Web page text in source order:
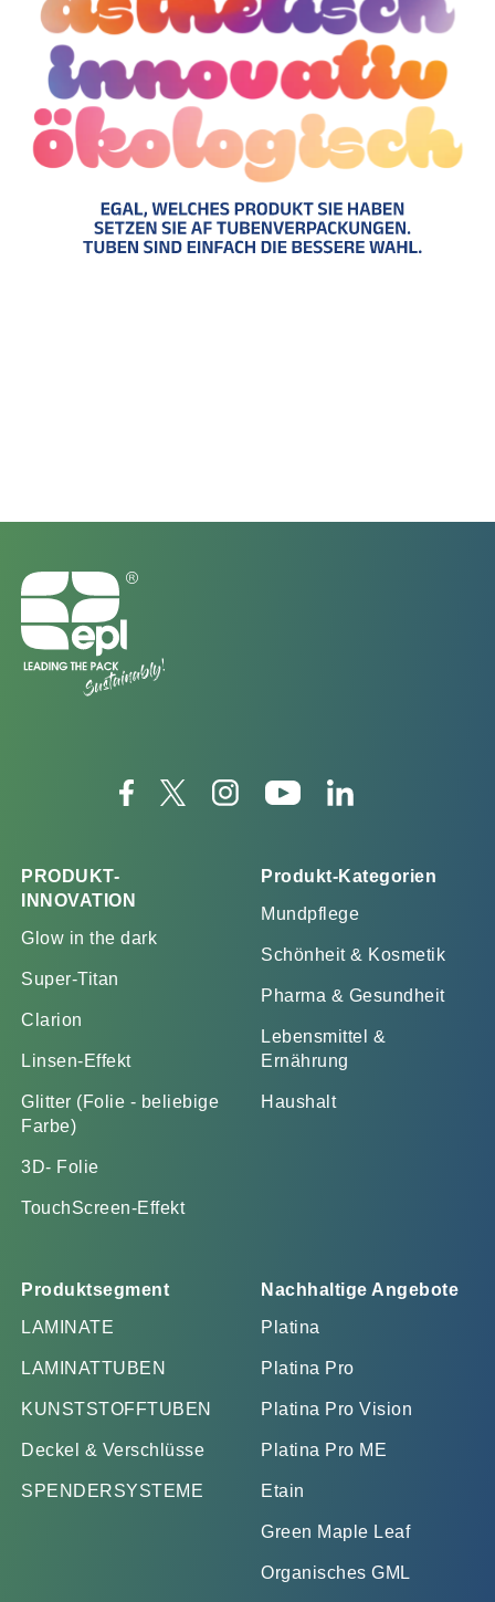
PRODUKT-
INNOVATION
Glow in the dark
Super-Titan
Clarion
Linsen-Effekt
Glitter (Folie - beliebige
Farbe)
3D- Folie
TouchScreen-Effekt
Produkt-Kategorien
Mundpflege
Schönheit & Kosmetik
Pharma & Gesundheit
Lebensmittel &
Ernährung
Haushalt
Produktsegment
LAMINATE
LAMINATTUBEN
KUNSTSTOFFTUBEN
Deckel & Verschlüsse
SPENDERSYSTEME
Nachhaltige Angebote
Platina
Platina Pro
Platina Pro Vision
Platina Pro ME
Etain
Green Maple Leaf
Organisches GML